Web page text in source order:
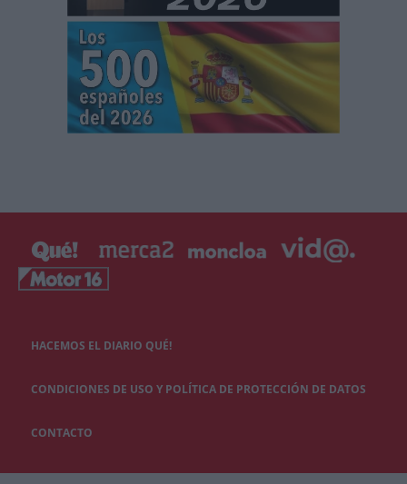
HACEMOS EL DIARIO QUÉ!
CONDICIONES DE USO Y POLÍTICA DE PROTECCIÓN DE DATOS
CONTACTO